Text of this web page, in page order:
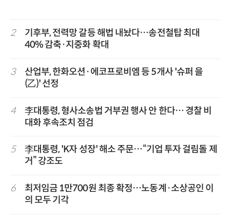
2
기후부, 전력망 갈등 해법 내놨다…송전철탑 최대
40% 감축·지중화 확대
3
산업부, 한화오션·에코프로비엠 등 5개사 '슈퍼 을
(乙)' 선정
4
李대통령, 형사소송법 거부권 행사 안 한다… 경찰 비
대화 후속조치 점검
5
李대통령, 'K자 성장' 해소 주문…“기업 투자 걸림돌 제
거” 강조도
6
최저임금 1만700원 최종 확정…노동계·소상공인 이
의 모두 기각